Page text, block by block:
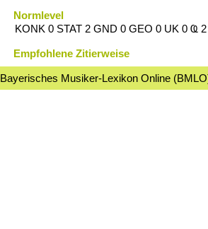
Normlevel
KONK 0 STAT 2 GND 0 GEO 0 UK 0 Ҩ 2
Empfohlene Zitierweise
Bayerisches Musiker-Lexikon Online